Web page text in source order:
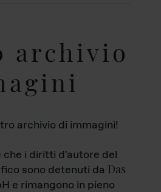
archivio
archivio di immagini!
che i diritti d'autore del
sono detenuti da Das
e rimangono in pieno